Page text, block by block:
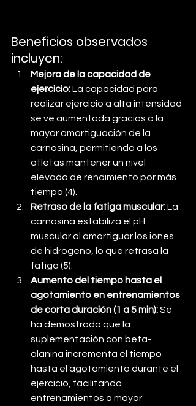
Beneficios observados
incluyen:
Mejora de la capacidad de
ejercicio: La capacidad para
realizar ejercicio a alta intensidad
se ve aumentada gracias a la
mayor amortiguación de la
carnosina, permitiendo a los
atletas mantener un nivel
elevado de rendimiento por más
tiempo (4).
Retraso de la fatiga muscular: La
carnosina estabiliza el pH
muscular al amortiguar los iones
de hidrógeno, lo que retrasa la
fatiga (5).
Aumento del tiempo hasta el
agotamiento en entrenamientos
de corta duración (1 a 5 min): Se
ha demostrado que la
suplementación con beta-
alanina incrementa el tiempo
hasta el agotamiento durante el
ejercicio, facilitando
entrenamientos a mayor